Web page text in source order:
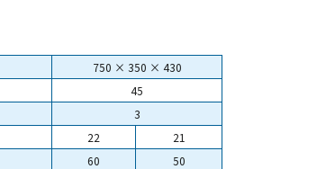
750 × 350 × 430
45
3
22
21
60
50